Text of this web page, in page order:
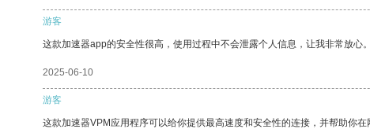
游客
这款加速器app的安全性很高，使用过程中不会泄露个人信息，让我非常放心。
2025-06-10
游客
这款加速器VPM应用程序可以给你提供最高速度和安全性的连接，并帮助你在